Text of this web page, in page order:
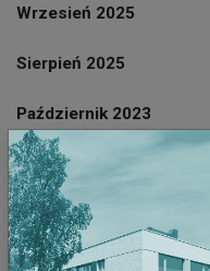
Wrzesień 2025
Sierpień 2025
Październik 2023
Wrzesień 2023
Sierpień 2023
Lipiec 2023